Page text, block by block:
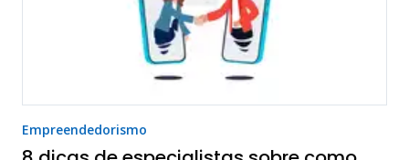
Empreendedorismo